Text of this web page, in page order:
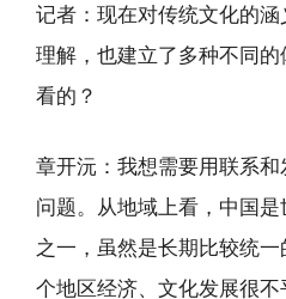
记者：现在对传统文化的
理解，也建立了多种不同
看的？
章开沅：我想需要用联系
问题。从地域上看，中国
之一，虽然是长期比较统
个地区经济、文化发展很